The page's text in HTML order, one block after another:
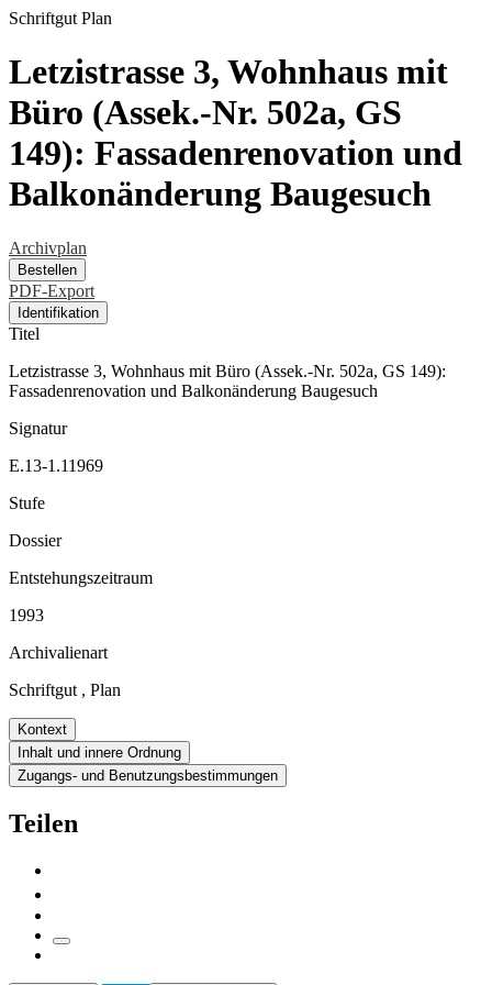
Schriftgut Plan
Letzistrasse 3, Wohnhaus mit
Büro (Assek.-Nr. 502a, GS
149): Fassadenrenovation und
Balkonänderung Baugesuch
Archivplan
Bestellen
PDF-Export
Identifikation
Titel
Letzistrasse 3, Wohnhaus mit Büro (Assek.-Nr. 502a, GS 149):
Fassadenrenovation und Balkonänderung Baugesuch
Signatur
E.13-1.11969
Stufe
Dossier
Entstehungszeitraum
1993
Archivalienart
Schriftgut , Plan
Kontext
Inhalt und innere Ordnung
Zugangs- und Benutzungsbestimmungen
Teilen